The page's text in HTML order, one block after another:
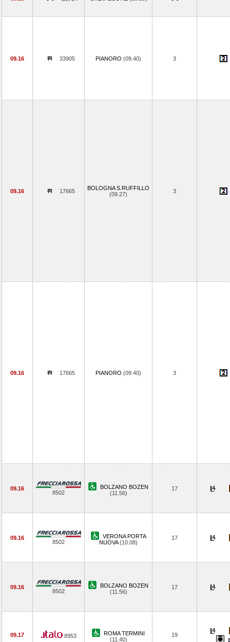
09.16 33905 PIANORO (09.40) 3
09.16 17665
BOLOGNA S.RUFFILLO
(09.27)
3
09.16 17665 PIANORO (09.40) 3
09.16
8502
BOLZANO BOZEN
(11.56)
17
09.16
8502
VERONA PORTA
NUOVA(10.08)
17
09.16
8502
BOLZANO BOZEN
(11.56)
17
09.17 8953
ROMA TERMINI
(11.40)
19